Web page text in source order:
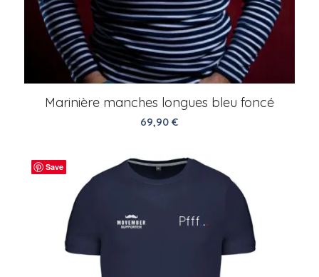
Marinière manches longues bleu foncé
69,90€
Save